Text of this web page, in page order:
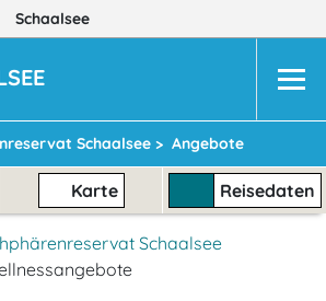
Schaalsee
Schaalsee > Angebote
Karte Reisedaten
Schaalsee